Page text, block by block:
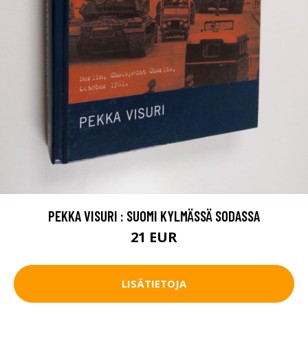
PEKKA VISURI : SUOMI KYLMÄSSÄ SODASSA
21 EUR
LISÄTIETOJA